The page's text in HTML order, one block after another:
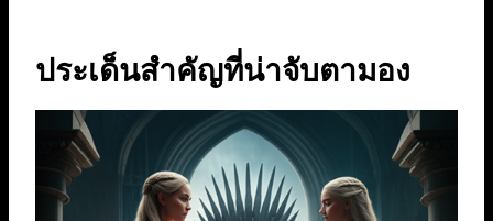
ประเด็นสำคัญที่น่าจับตามอง